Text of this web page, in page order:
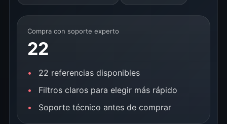
Compra con soporte experto
22
22 referencias disponibles
Filtros claros para elegir más rápido
Soporte técnico antes de comprar